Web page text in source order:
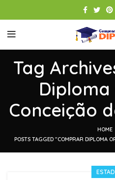
Tag
Conceição
HOME
POSTS TAGGED "COMPRAR DIPLOMA